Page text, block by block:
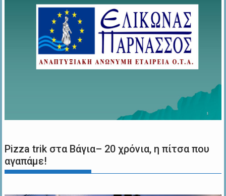
Pizza trik στα Βάγια– 20 χρόνια, η πίτσα που
αγαπάμε!